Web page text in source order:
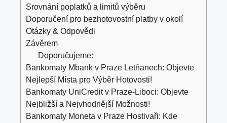
Srovnání poplatků a limitů výběru
Doporučení pro bezhotovostní platby v okolí
Otázky & Odpovědi
Závěrem
Doporučujeme:
Bankomaty Mbank v Praze Letňanech: Objevte
Nejlepší Místa pro Výběr Hotovosti!
Bankomaty UniCredit v Praze-Liboci: Objevte
Nejbližší a Nejvhodnější Možnosti!
Bankomaty Moneta v Praze Hostivaři: Kde